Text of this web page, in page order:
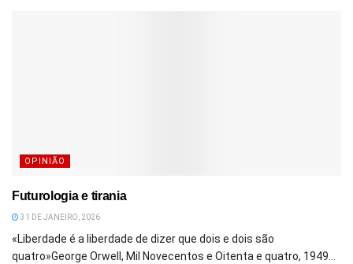
OPINIÃO
Futurologia e tirania
31 DE JANEIRO, 2026
«Liberdade é a liberdade de dizer que dois e dois são
quatro»George Orwell, Mil Novecentos e Oitenta e quatro, 1949...